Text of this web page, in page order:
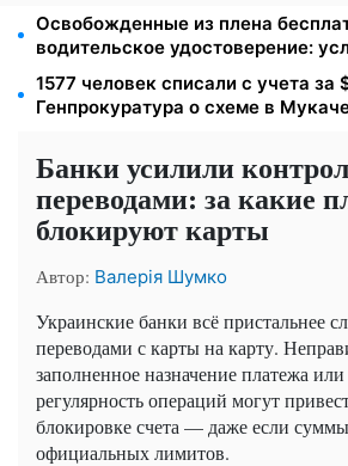
Освобожденные из плена
водительское удостоверение:
1577 человек списали с учета за
Генпрокуратура о схеме в
Банки усилили
переводами: за какие
блокируют карты
Автор: Валерія Шумко
Украинские банки всё пристальнее
переводами с карты на карту.
заполненное назначение платежа
регулярность операций могут
блокировке счета — даже если
официальных лимитов.